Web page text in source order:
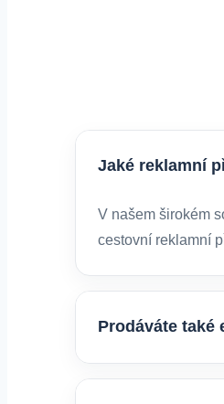
Jaké reklamní
V našem širokém
cestovní reklamní
Prodáváte také